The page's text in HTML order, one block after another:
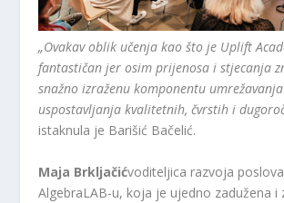
„Ovakav oblik učenja kao što je Uplift
fantastičan jer osim prijenosa i stjecanja
snažno izraženu komponentu
uspostavljanja kvalitetnih, čvrstih i
istaknula je Barišić Bačelić.
Maja Brkljačićvoditeljica razvoja
AlgebraLAB-u, koja je ujedno zadužena i